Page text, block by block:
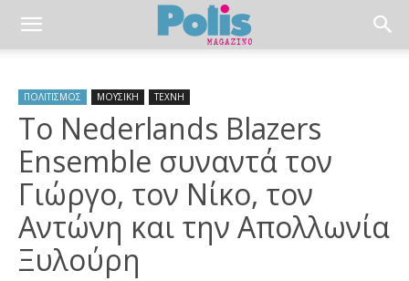
ΠΟΛΙΤΙΣΜΟΣ ΜΟΥΣΙΚΗ ΤΕΧΝΗ
To Nederlands Blazers
Ensemble συναντά τον
Γιώργο, τον Νίκο, τον
Αντώνη και την Απολλωνία
Ξυλούρη